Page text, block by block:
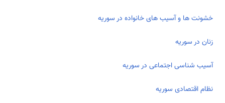
خشونت ها و آسیب های خانواده در سوریه
زنان در سوریه
آسیب شناسی اجتماعی در سوریه
نظام اقتصادی سوریه